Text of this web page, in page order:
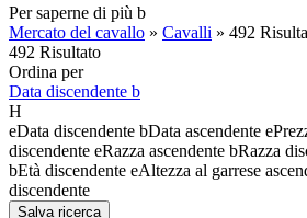
Per saperne di più b
Mercato del cavallo » Cavalli » 492
492 Risultato
Ordina per
Data discendente b
H
eData discendente bData ascendente e
discendente eRazza ascendente bRazza
bEtà discendente eAltezza al garrese
discendente
Salva ricerca